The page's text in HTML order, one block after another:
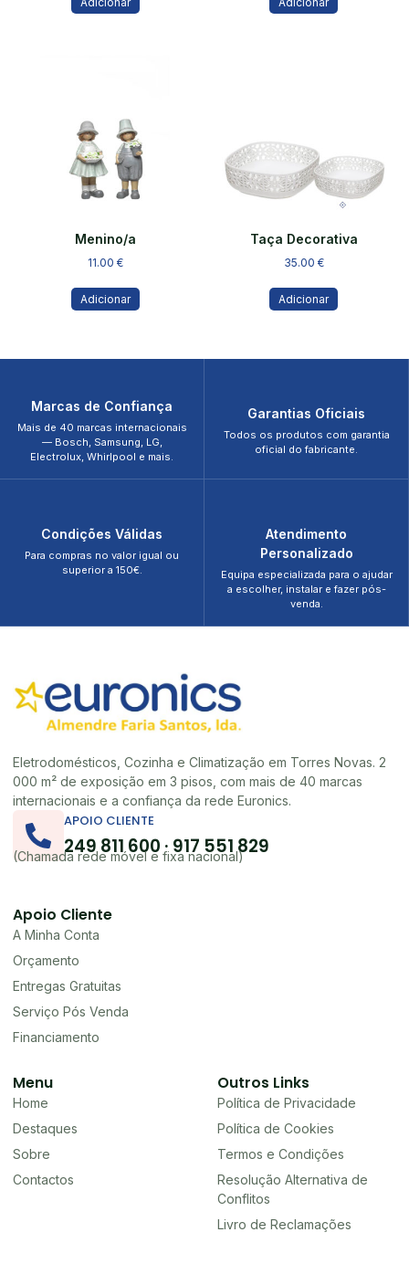
Menino/a
11.00 €
Adicionar
Taça Decorativa
35.00 €
Adicionar
Marcas de Confiança
Mais de 40 marcas internacionais
— Bosch, Samsung, LG,
Electrolux, Whirlpool e mais.
Garantias Oficiais
Todos os produtos com garantia
oficial do fabricante.
Condições Válidas
Para compras no valor igual ou
superior a 150€.
Atendimento
Personalizado
Equipa especializada para o ajudar
a escolher, instalar e fazer pós-
venda.
Eletrodomésticos, Cozinha e Climatização em Torres Novas. 2
000 m² de exposição em 3 pisos, com mais de 40 marcas
internacionais e a confiança da rede Euronics.
APOIO CLIENTE
249 811 600 · 917 551 829
(Chamada rede móvel e fixa nacional)
Apoio Cliente
A Minha Conta
Orçamento
Entregas Gratuitas
Serviço Pós Venda
Financiamento
Menu
Home
Destaques
Sobre
Contactos
Outros Links
Política de Privacidade
Política de Cookies
Termos e Condições
Resolução Alternativa de
Conflitos
Livro de Reclamações